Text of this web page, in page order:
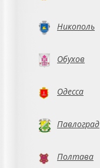
Никополь
Обухов
Одесса
Павлоград
Полтава